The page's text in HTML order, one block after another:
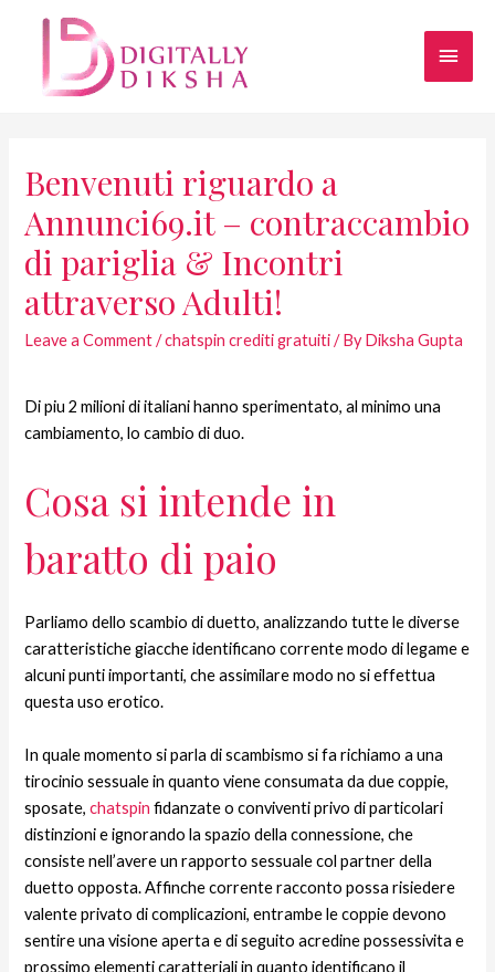
Benvenuti riguardo a
Annunci69.it – contraccambio
di pariglia & Incontri
attraverso Adulti!
Leave a Comment /chatspin crediti gratuiti/ ByDiksha Gupta
Di piu 2 milioni di italiani hanno sperimentato, al minimo una
cambiamento, lo cambio di duo.
Cosa si intende in
baratto di paio
Parliamo dello scambio di duetto, analizzando tutte le diverse
caratteristiche giacche identificano corrente modo di legame e
alcuni punti importanti, che assimilare modo no si effettua
questa uso erotico.
In quale momento si parla di scambismo si fa richiamo a una
tirocinio sessuale in quanto viene consumata da due coppie,
sposate,chatspin fidanzate o conviventi privo di particolari
distinzioni e ignorando la spazio della connessione, che
consiste nell’avere un rapporto sessuale col partner della
duetto opposta. Affinche corrente racconto possa risiedere
valente privato di complicazioni, entrambe le coppie devono
sentire una visione aperta e di seguito acredine possessivita e
prossimo elementi caratteriali in quanto identificano il